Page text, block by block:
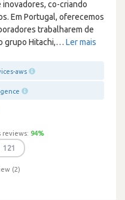
inovadores, co-criando
Em Portugal, oferecemos
trabalharem de
grupo Hitachi,… Ler mais
aws
reviews: 94%
121
(2)